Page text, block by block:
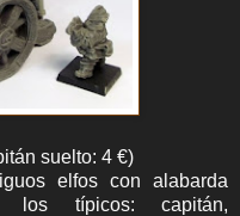
suelto: 4 €)
elfos con alabarda
los típicos: capitán,